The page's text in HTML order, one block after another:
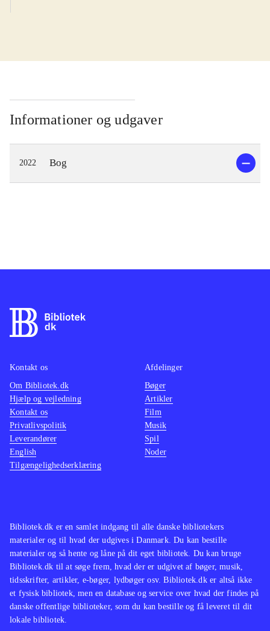
Informationer og udgaver
2022 Bog
Bibliotek.dk er en samlet indgang til alle danske bibliotekers
materialer og til hvad der udgives i Danmark. Du kan bestille
materialer og så hente og låne på dit eget bibliotek. Du kan bruge
Bibliotek.dk til at søge frem, hvad der er udgivet af bøger, musik,
tidsskrifter, artikler, e-bøger, lydbøger osv. Bibliotek.dk er altså ikke
et fysisk bibliotek, men en database og service over hvad der findes på
danske offentlige biblioteker, som du kan bestille og få leveret til dit
lokale bibliotek.
Kontakt os
Om Bibliotek.dk
Hjælp og vejledning
Kontakt os
Privatlivspolitik
Leverandører
English
Tilgængelighedserklæring
Afdelinger
Bøger
Artikler
Film
Musik
Spil
Noder